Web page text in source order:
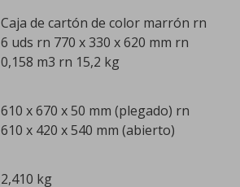
Caja de cartón de color marrón rn
6 uds rn 770 x 330 x 620 mm rn
0,158 m3 rn 15,2 kg
610 x 670 x 50 mm (plegado) rn
610 x 420 x 540 mm (abierto)
2,410 kg